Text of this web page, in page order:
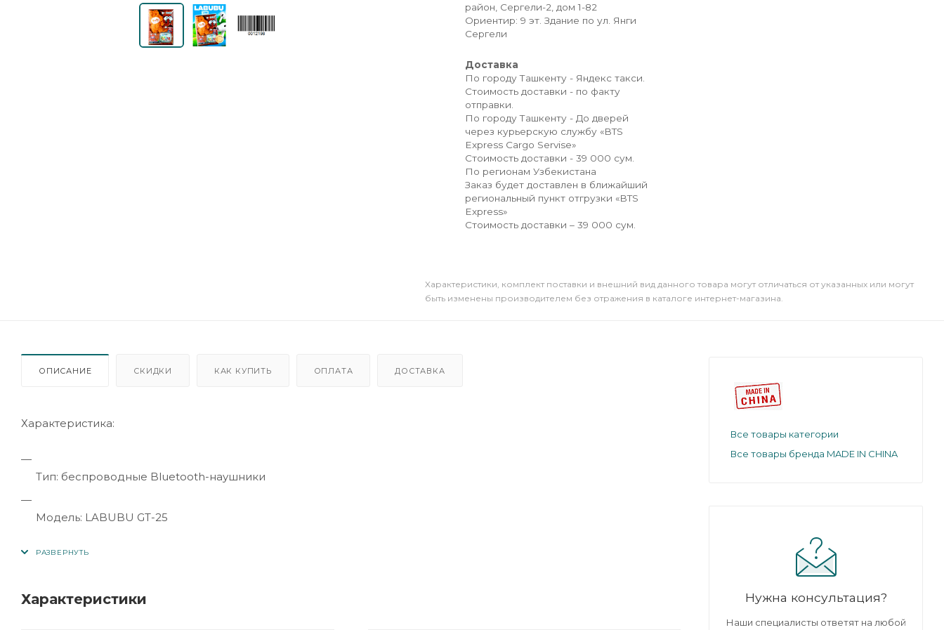
район, Сергели-2, дом 1-82
Ориентир: 9 эт. Здание по ул. Янги
Сергели
Доставка
По городу Ташкенту - Яндекс такси.
Стоимость доставки - по факту
отправки.
По городу Ташкенту - До дверей
через курьерскую службу «BTS
Express Cargo Servise»
Стоимость доставки - 39 000 сум.
По регионам Узбекистана
Заказ будет доставлен в ближайший
региональный пункт отгрузки «BTS
Express»
Стоимость доставки – 39 000 сум.
Xарактеристики, комплект поставки и внешний вид данного товара могут отличаться от указанных или могут
быть изменены производителем без отражения в каталоге интернет-магазина.
ОПИСАНИЕ СКИДКИ КАК КУПИТЬ ОПЛАТА ДОСТАВКА
Характеристика:
Тип: беспроводные Bluetooth-наушники
Модель: LABUBU GT-25
Совместимость: смартфоны, планшеты, ПК
Подключение: Bluetooth 5.0
Характеристики
Все товары категории
Все товары бренда MADE IN CHINA
Нужна консультация?
Наши специалисты ответят на любой